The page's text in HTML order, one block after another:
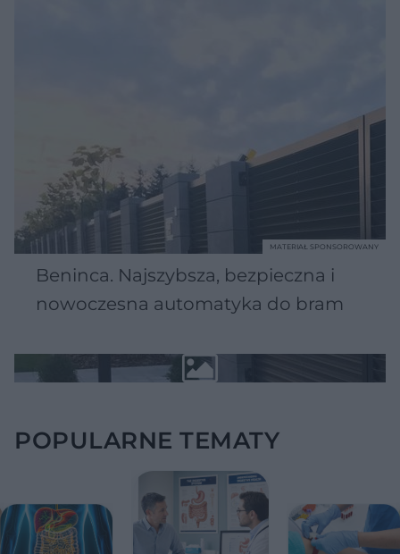
Beninca. Najszybsza, bezpieczna i
nowoczesna automatyka do bram
MATERIAŁ SPONSOROWANY
POPULARNE TEMATY